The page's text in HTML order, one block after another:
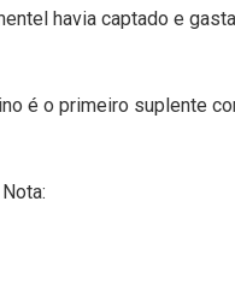
havia captado e
é o primeiro suplente